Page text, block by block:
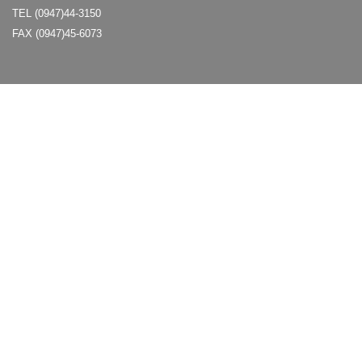
TEL (0947)44-3150
FAX (0947)45-6073